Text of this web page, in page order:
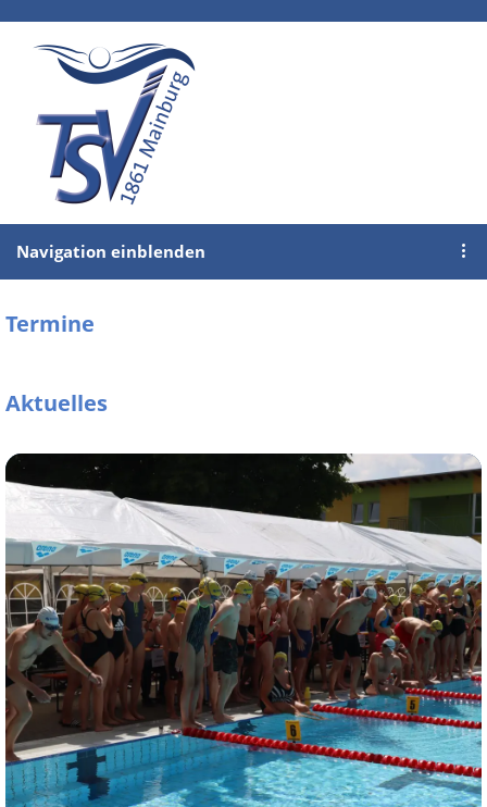
Navigation einblenden
Termine
Aktuelles